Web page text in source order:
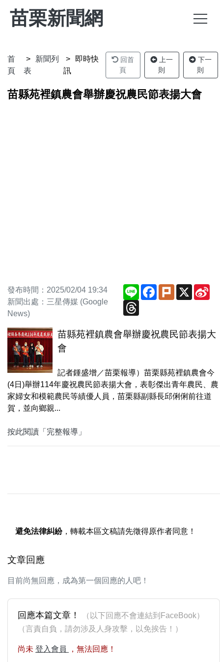
苗栗新聞網
首
頁
新聞列
表
即時快
訊
回首
頁
上一
則
下一
則
苗縣苑裡鎮農會舉辦慶祝農民節表揚大會
發布時間：2025/02/04 19:34
新聞出處：三星傳媒 (Google
News)
Line Facebook
Plurk X
苗縣苑裡鎮農會舉辦慶祝農民節表揚大
會
記者鍾盛增／苗栗報導）苗栗縣苑裡鎮農會今
(4日)舉辦114年慶祝農民節表揚大會，表彰傑出青年農民、農
家婦女和模範農民等績優人員，苗栗縣副縣長邱俐俐前往道
賀，並向鄉親...
按此閱讀「完整報導」
避免法律糾紛，轉載本區文稿請先徵得原作者同意！
文章回應
目前尚無回應，成為第一個回應的人吧！
回應本篇文章！
（以下回應不會連結到FaceBook）
（言責自負，請勿涉及人身攻擊，以免挨告！）
尚未 登入會員 ，無法回應！